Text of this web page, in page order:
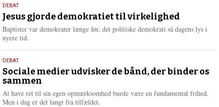
e
r
e
18.
maj
2026
DEBAT
Jesus gjorde demokratiet til virkelighed
Baptister var demokrater længe før, det politiske demokrati så dagens lys i
nyere tid.
18.
maj
2026
DEBAT
Sociale medier udvisker de bånd, der binder os
sammen
At have ret til sin egen opmærksomhed burde være en fundamental frihed.
Men i dag er det langt fra tilfældet.